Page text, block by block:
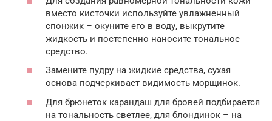
вместо кисточки используйте увлажненный
спонжик – окуните его в воду, выкрутите
жидкость и постепенно наносите тональное
средство.
Замените пудру на жидкие средства, сухая
основа подчеркивает видимость морщинок.
Для брюнеток карандаш для бровей подбирается
на тональность светлее, для блондинок – на